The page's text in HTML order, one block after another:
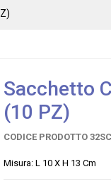
Sacchetto
(10 PZ)
CODICE PRODOTTO
Misura: L 10 X H 13 Cm